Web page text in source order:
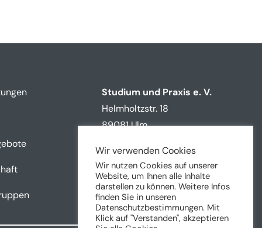
Studium und Praxis e. V.
Helmholtzstr. 18
89081 Ulm
Tel: +49 731 5023612
Fax: +49 731 5023612
kontakt@sup-ulm.de
Wir verwenden Cookies
Wir nutzen Cookies auf unserer
Website, um Ihnen alle Inhalte
darstellen zu können. Weitere Infos
finden Sie in unseren
Datenschutzbestimmungen. Mit
Klick auf "Verstanden", akzeptieren